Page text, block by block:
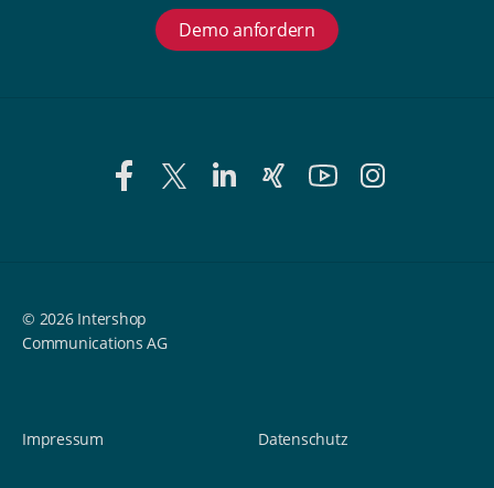
Demo anfordern
© 2026 Intershop
Communications AG
Impressum Datenschutz